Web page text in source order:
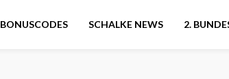
BONUSCODES SCHALKE NEWS 2.